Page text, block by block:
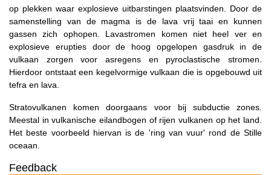
op plekken waar explosieve uitbarstingen plaatsvinden. Door de
samenstelling van de magma is de lava vrij taai en kunnen
gassen zich ophopen. Lavastromen komen niet heel ver en
explosieve erupties door de hoog opgelopen gasdruk in de
vulkaan zorgen voor asregens en pyroclastische stromen.
Hierdoor ontstaat een kegelvormige vulkaan die is opgebouwd uit
tefra en lava.
Stratovulkanen komen doorgaans voor bij subductie zones.
Meestal in vulkanische eilandbogen of rijen vulkanen op het land.
Het beste voorbeeld hiervan is de 'ring van vuur' rond de Stille
oceaan.
Feedback